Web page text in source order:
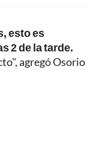
esto es
2 de la tarde.
agregó Osorio